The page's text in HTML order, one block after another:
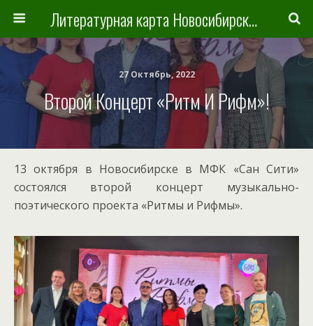
Литературная карта Новосибирска и Новосибирской области
27 Октябрь, 2022
Второй Концерт «Ритм И Рифм»!
13 октября в Новосибирске в МФК «Сан Сити»
состоялся второй концерт музыкально-
поэтического проекта «Ритмы и Рифмы».